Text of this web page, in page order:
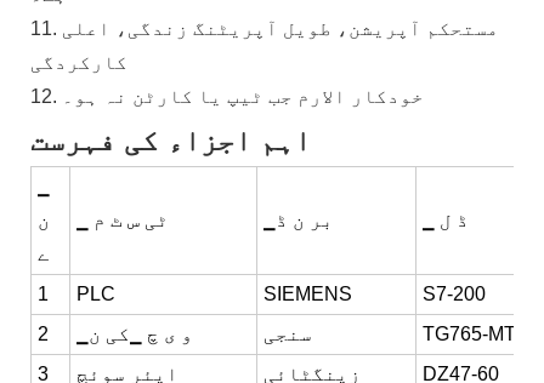
11. مستحکم آپریشن، طویل آپریٹنگ زندگی، اعلی
کارکردگی
12. خودکار الارم جب ٹیپ یا کارٹن نہ ہو۔
اہم اجزاء کی فہرست
ن
ے
▁ ٹی س ٹ م ▁بر ن ڈ ▁ ڈ ل
1 PLC SIEMENS
S7-200
2
▁و ی چ ▁کی ن سنجی
TG765-MT
3
ایئر سوئچ زینگٹائی
DZ47-60